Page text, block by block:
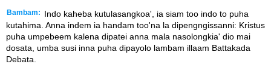
Bambam:
Indo kaheba kutulasangkoa', ia siam too indo to puha
kutahima. Anna indem ia handam too'na la dipengngissanni: Kristus
puha umpebeem kalena dipatei anna mala nasolongkia' dio mai
dosata, umba susi inna puha dipayolo lambam illaam Battakada
Debata.